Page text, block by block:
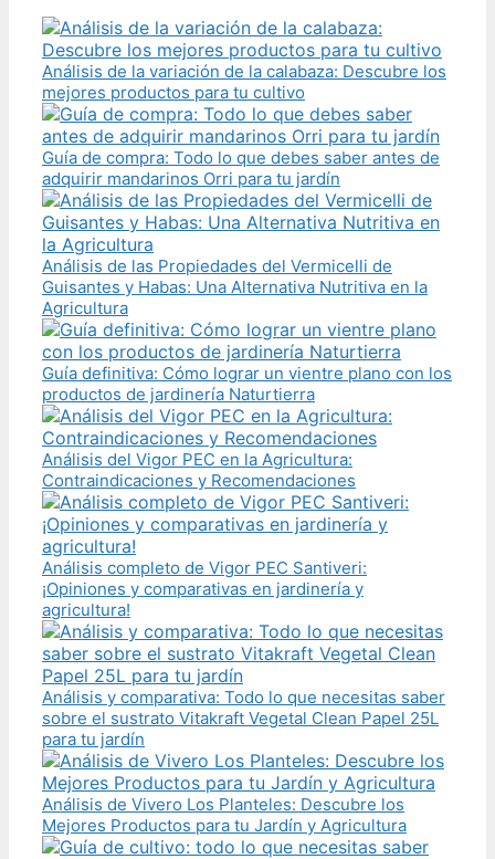
Análisis de la variación de la calabaza: Descubre los
mejores productos para tu cultivo
Guía de compra: Todo lo que debes saber antes de
adquirir mandarinos Orri para tu jardín
Análisis de las Propiedades del Vermicelli de
Guisantes y Habas: Una Alternativa Nutritiva en la
Agricultura
Guía definitiva: Cómo lograr un vientre plano con los
productos de jardinería Naturtierra
Análisis del Vigor PEC en la Agricultura:
Contraindicaciones y Recomendaciones
Análisis completo de Vigor PEC Santiveri:
¡Opiniones y comparativas en jardinería y
agricultura!
Análisis y comparativa: Todo lo que necesitas saber
sobre el sustrato Vitakraft Vegetal Clean Papel 25L
para tu jardín
Análisis de Vivero Los Planteles: Descubre los
Mejores Productos para tu Jardín y Agricultura